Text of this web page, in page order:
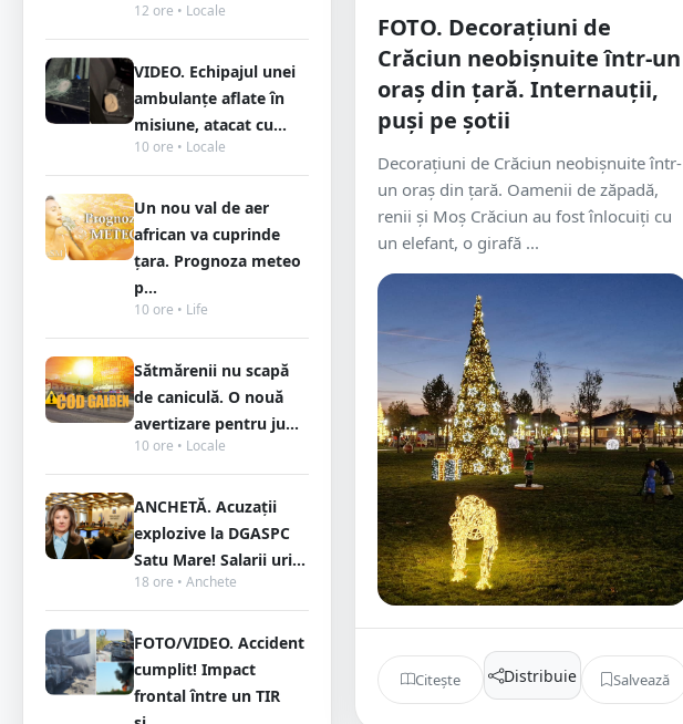
12 ore • Locale
VIDEO. Echipajul unei
ambulanțe aflate în
misiune, atacat cu...
10 ore • Locale
Un nou val de aer
african va cuprinde
țara. Prognoza meteo
p...
10 ore • Life
Sătmărenii nu scapă
de caniculă. O nouă
avertizare pentru ju...
10 ore • Locale
ANCHETĂ. Acuzații
explozive la DGASPC
Satu Mare! Salarii uri...
18 ore • Anchete
FOTO/VIDEO. Accident
cumplit! Impact
frontal între un TIR
FOTO. Decorațiuni de
Crăciun neobișnuite într-un
oraș din țară. Internauții,
puși pe șotii
Decorațiuni de Crăciun neobișnuite într-
un oraș din țară. Oamenii de zăpadă,
renii și Moș Crăciun au fost înlocuiți cu
un elefant, o girafă ...
Citește Distribuie Salvează